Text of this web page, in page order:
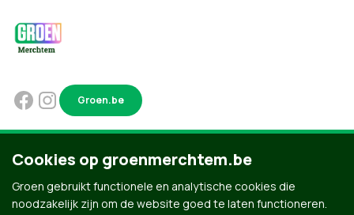
Groen.be
© Copyright Groen 2026 | Gemaakt met NationBuilder
Contact Privacybeleid
Cookies op groenmerchtem.be
Groen gebruikt functionele en analytische cookies die
noodzakelijk zijn om de website goed te laten functioneren.